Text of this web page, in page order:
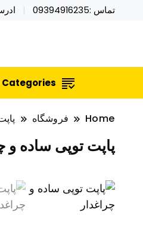
تماس :09394916235
نایکر توی
خرید محصولات خاص
Categories
Home فروشگاه
پاپت توپی ساده و